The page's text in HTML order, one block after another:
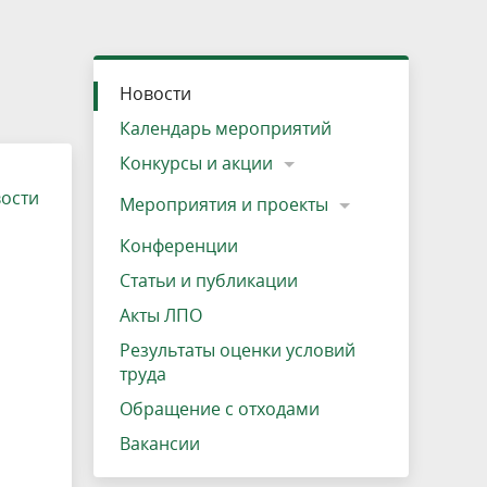
Озеро Плещеево
Вакансии
Экологические тропы и туристские
маршруты
Прокат велосипедов
Адрес, телефон, схема проезда
Результаты оценки условий труда
Интерактивная карта
Кадастр объектов животного мира, не
отнесенных к объектам охоты
Новости
Календарь мероприятий
Конкурсы и акции
Мероприятия и проекты
Конференции
Статьи и публикации
Акты ЛПО
Результаты оценки условий
труда
Обращение с отходами
Вакансии